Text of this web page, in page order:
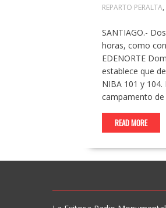
REPARTO PERALTA,
SANTIAGO.-
horas, como
EDENORTE
establece que
NIBA 101 y
campamento de
READ MORE